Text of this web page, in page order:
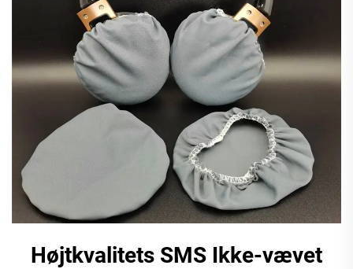
Højtkvalitets SMS Ikke-vævet